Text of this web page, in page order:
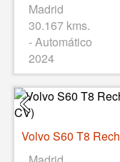
Madrid
30.167 kms.
- Automático
2024